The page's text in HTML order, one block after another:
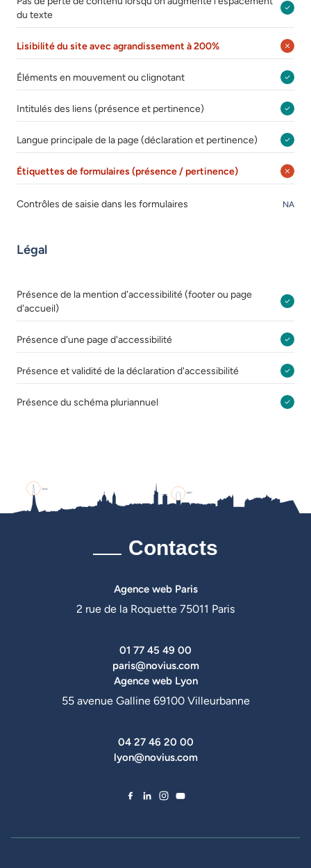
du texte
Lisibilité du site avec agrandissement à 200%
Éléments en mouvement ou clignotant
Intitulés des liens (présence et pertinence)
Langue principale de la page (déclaration et pertinence)
Étiquettes de formulaires (présence / pertinence)
Contrôles de saisie dans les formulaires NA
Légal
Présence de la mention d'accessibilité (footer ou page
d'accueil)
Présence d'une page d'accessibilité
Présence et validité de la déclaration d'accessibilité
Présence du schéma pluriannuel
Contacts
Agence web Paris
2 rue de la Roquette 75011 Paris
01 77 45 49 00
paris@novius.com
Agence web Lyon
55 avenue Galline 69100 Villeurbanne
04 27 46 20 00
lyon@novius.com